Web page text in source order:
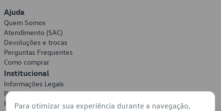
Ajuda
Quem Somos
Atendimento (SAC)
Devoluções e trocas
Perguntas Frequentes
Como comprar
Institucional
Informações Legais
Política de Privacidade
Política de Cookies
Para otimizar sua experiência durante a navegação,